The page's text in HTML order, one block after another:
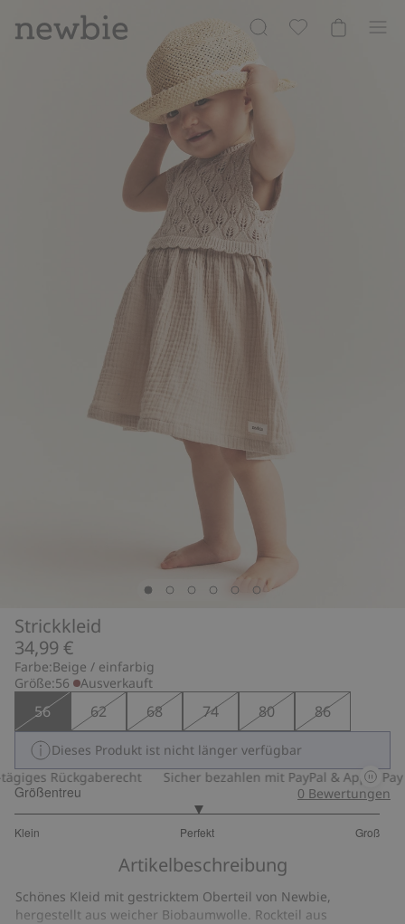
Strickkleid
34,99 €
Farbe:Beige / einfarbig
Größe:56 Ausverkauft
56 62 68 74 80 86
Dieses Produkt ist nicht länger verfügbar
Rückgaberecht
Sicher bezahlen mit PayPal & Apple Pay
Größentreu
Klein Perfekt Groß
von
2
Bewertungen
0 Bewertungen
Artikelbeschreibung
Schönes Kleid mit gestricktem Oberteil von Newbie,
hergestellt aus weicher Biobaumwolle. Rockteil aus